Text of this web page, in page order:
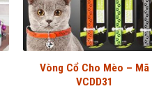
Vòng Cổ Cho Mèo – Mã
VCDD31